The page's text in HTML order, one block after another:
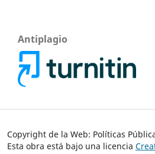
Antiplagio
Copyright de la Web: Políticas
Esta obra está bajo una licencia